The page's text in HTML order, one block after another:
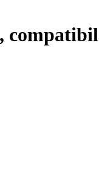
compatibil